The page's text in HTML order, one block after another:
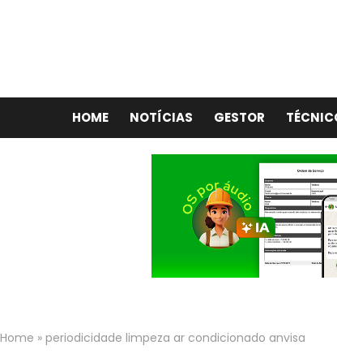
HOME NOTÍCIAS GESTOR
Home » periodicidade limpeza ar condicionado anvisa